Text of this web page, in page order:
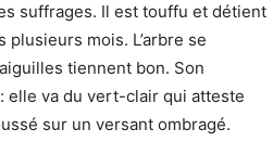
suffrages. Il est touffu et détient
mois. L’arbre se
tiennent bon. Son
elle va du vert-clair qui atteste
sur un versant ombragé.